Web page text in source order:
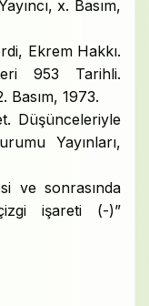
x. Basım,
Ekrem Hakkı.
953 Tarihli.
Basım, 1973.
Düşünceleriyle
Yayınları,
ve sonrasında
işareti (-)”